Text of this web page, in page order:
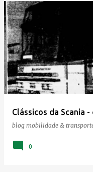
Clássicos da Scania -
blog mobilidade &
0